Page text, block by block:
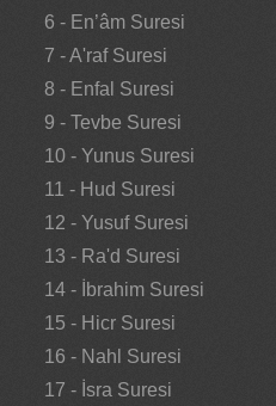
6 - En’âm Suresi
7 - A'raf Suresi
8 - Enfal Suresi
9 - Tevbe Suresi
10 - Yunus Suresi
11 - Hud Suresi
12 - Yusuf Suresi
13 - Ra'd Suresi
14 - İbrahim Suresi
15 - Hicr Suresi
16 - Nahl Suresi
17 - İsra Suresi